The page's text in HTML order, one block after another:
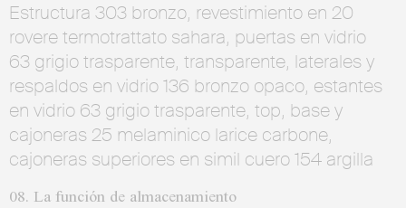
Estructura 303 bronzo, revestimiento en 20
rovere termotrattato sahara, puertas en vidrio
63 grigio trasparente, transparente, laterales y
respaldos en vidrio 136 bronzo opaco, estantes
en vidrio 63 grigio trasparente, top, base y
cajoneras 25 melaminico larice carbone,
cajoneras superiores en simil cuero 154 argilla
08. La función de almacenamiento